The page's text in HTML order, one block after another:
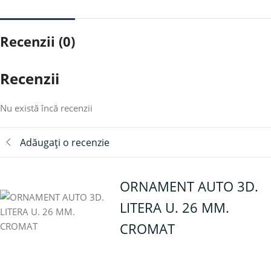
Recenzii (0)
Recenzii
Nu există încă recenzii
Adăugați o recenzie
ORNAMENT AUTO 3D.
LITERA U. 26 MM.
CROMAT